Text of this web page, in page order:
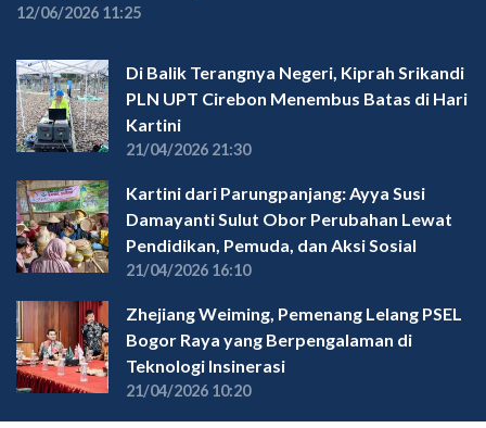
12/06/2026 11:25
Di Balik Terangnya Negeri, Kiprah Srikandi
PLN UPT Cirebon Menembus Batas di Hari
Kartini
21/04/2026 21:30
Kartini dari Parungpanjang: Ayya Susi
Damayanti Sulut Obor Perubahan Lewat
Pendidikan, Pemuda, dan Aksi Sosial
21/04/2026 16:10
Zhejiang Weiming, Pemenang Lelang PSEL
Bogor Raya yang Berpengalaman di
Teknologi Insinerasi
21/04/2026 10:20